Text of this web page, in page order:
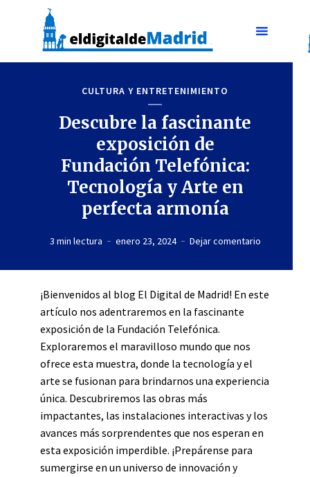
CULTURA Y ENTRETENIMIENTO
Descubre la fascinante
exposición de
Fundación Telefónica:
Tecnología y Arte en
perfecta armonía
3 min lectura enero 23, 2024 Dejar comentario
¡Bienvenidos al blog El Digital de Madrid! En este
artículo nos adentraremos en la fascinante
exposición de la Fundación Telefónica.
Exploraremos el maravilloso mundo que nos
ofrece esta muestra, donde la tecnología y el
arte se fusionan para brindarnos una experiencia
única. Descubriremos las obras más
impactantes, las instalaciones interactivas y los
avances más sorprendentes que nos esperan en
esta exposición imperdible. ¡Prepárense para
sumergirse en un universo de innovación y